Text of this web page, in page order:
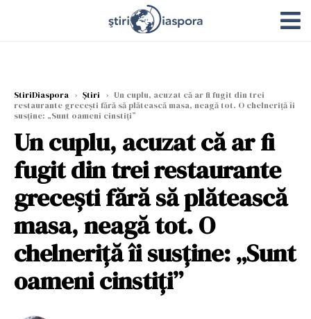
StiriDiaspora › Știri › Un cuplu, acuzat că ar fi fugit din trei
restaurante grecești fără să plătească masa, neagă tot. O chelneriță îi
susține: „Sunt oameni cinstiți”
Un cuplu, acuzat că ar fi
fugit din trei restaurante
grecești fără să plătească
masa, neagă tot. O
chelneriță îi susține: „Sunt
oameni cinstiți”